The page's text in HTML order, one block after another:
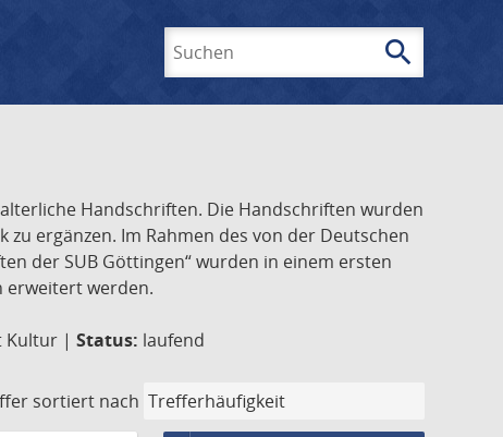
search
Handschriften. Die Handschriften wurden
ergänzen. Im Rahmen des von der Deutschen
der SUB Göttingen“ wurden in einem ersten
erweitert werden.
Kultur | Status: laufend
sortiert nach